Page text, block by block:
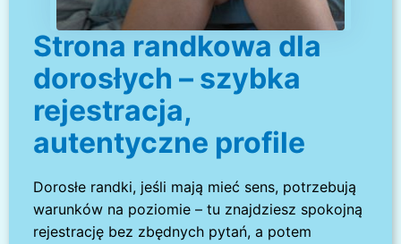
Strona randkowa dla
dorosłych – szybka
rejestracja,
autentyczne profile
Dorosłe randki, jeśli mają mieć sens, potrzebują
warunków na poziomie – tu znajdziesz spokojną
rejestrację bez zbędnych pytań, a potem